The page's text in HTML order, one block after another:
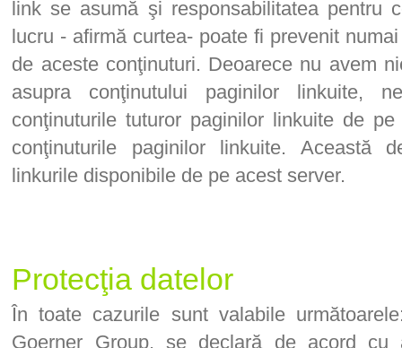
link se asumă şi responsabilitatea pentru
lucru - afirmă curtea- poate fi prevenit
de aceste conţinuturi. Deoarece nu avem
asupra conţinutului paginilor linkuite,
conţinuturile tuturor paginilor linkuite de
conţinuturile paginilor linkuite. Această
linkurile disponibile de pe acest server.
Protecţia datelor
În toate cazurile sunt valabile
Goerner Group, se declară de acord cu